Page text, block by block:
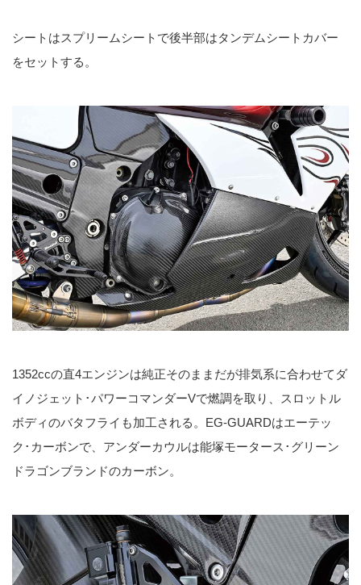
シートはスプリームシートで後半部はタンデムシートカバー
をセットする。
1352ccの直4エンジンは純正そのままだが排気系に合わせてダ
イノジェット･パワーコマンダーVで燃調を取り、スロットル
ボディのバタフライも加工される。EG-GUARDはエーテッ
ク･カーボンで、アンダーカウルは能塚モータース･グリーン
ドラゴンブランドのカーボン。